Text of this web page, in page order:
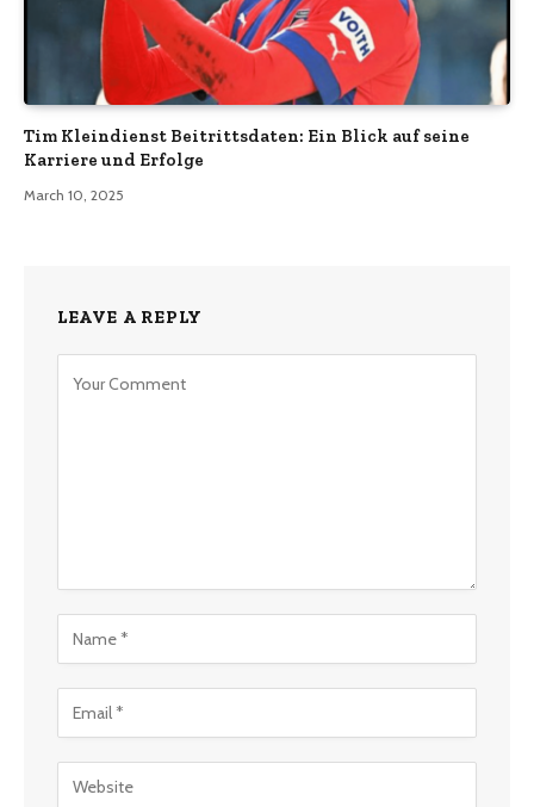
Tim Kleindienst Beitrittsdaten: Ein Blick auf seine
Karriere und Erfolge
March 10, 2025
LEAVE A REPLY